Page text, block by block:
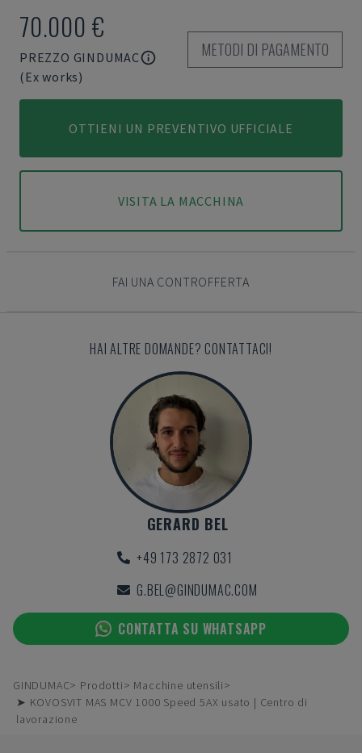
70.000 €
PREZZO GINDUMAC
(Ex works)
METODI DI PAGAMENTO
OTTIENI UN PREVENTIVO UFFICIALE
VISITA LA MACCHINA
FAI UNA CONTROFFERTA
HAI ALTRE DOMANDE? CONTATTACI!
GERARD BEL
+49 173 2872 031
G.BEL@GINDUMAC.COM
CONTATTA SU WHATSAPP
GINDUMAC Prodotti
Macchine utensili
➤ KOVOSVIT MAS MCV 1000 Speed 5AX usato | Centro di
lavorazione